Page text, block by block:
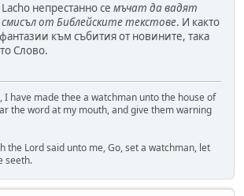
непрестанно се мъчат да вадят
от Библейските текстове. И както
към събития от новините, така
Слово.
I have made thee a watchman unto the house of
the word at my mouth, and give them warning
the Lord said unto me, Go, set a watchman, let
seeth.